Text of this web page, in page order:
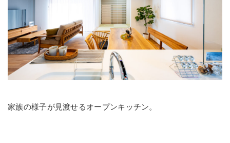
家族の様子が見渡せるオープンキッチン。